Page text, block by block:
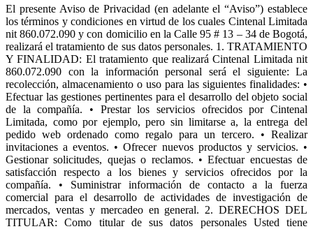
El presente Aviso de Privacidad (en adelante el “Aviso”) establece
los términos y condiciones en virtud de los cuales Cintenal Limitada
nit 860.072.090 y con domicilio en la Calle 95 # 13 – 34 de Bogotá,
realizará el tratamiento de sus datos personales. 1. TRATAMIENTO
Y FINALIDAD: El tratamiento que realizará Cintenal Limitada nit
860.072.090 con la información personal será el siguiente: La
recolección, almacenamiento o uso para las siguientes finalidades: •
Efectuar las gestiones pertinentes para el desarrollo del objeto social
de la compañía. • Prestar los servicios ofrecidos por Cintenal
Limitada, como por ejemplo, pero sin limitarse a, la entrega del
pedido web ordenado como regalo para un tercero. • Realizar
invitaciones a eventos. • Ofrecer nuevos productos y servicios. •
Gestionar solicitudes, quejas o reclamos. • Efectuar encuestas de
satisfacción respecto a los bienes y servicios ofrecidos por la
compañía. • Suministrar información de contacto a la fuerza
comercial para el desarrollo de actividades de investigación de
mercados, ventas y mercadeo en general. 2. DERECHOS DEL
TITULAR: Como titular de sus datos personales Usted tiene